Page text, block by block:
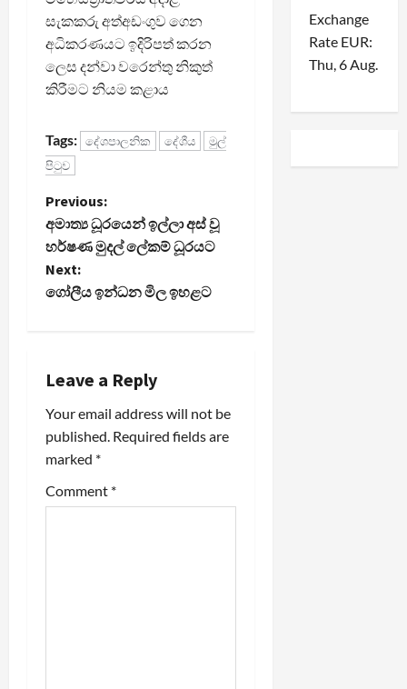
සැකකරු අත්අඩංගුව ගෙන
අධිකරණයට ඉදිරිපත් කරන
ලෙස දන්වා වරෙන්තු නිකුත්
කිරීමට නියම කළාය
Tags: දේශපාලනික දේශීය
මුල්
පිටුව
P
o
s
v
i
g
Previous:
අමාත්‍ය ධූරයෙන් ඉල්ලා අස් වූ
හර්ෂණ මුදල් ලේකම් ධූරයට
Next:
ගෝලීය ඉන්ධන මිල ඉහළට
Leave a Reply
Your email address will not be
published. Required fields are
marked *
Comment *
Exchange
Rate EUR:
Thu, 6 Aug.